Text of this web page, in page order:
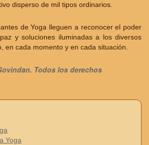
disperso de mil tipos ordinarios.
de Yoga lleguen a reconocer el poder
y soluciones iluminadas a los diversos
en cada momento y en cada situación.
Todos los derechos
Yoga